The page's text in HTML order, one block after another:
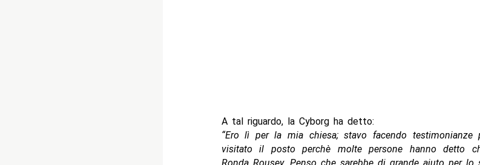
A tal riguardo, la Cyborg ha detto:
“Ero lì per la mia chiesa; stavo facendo
visitato il posto perchè molte persone hanno detto